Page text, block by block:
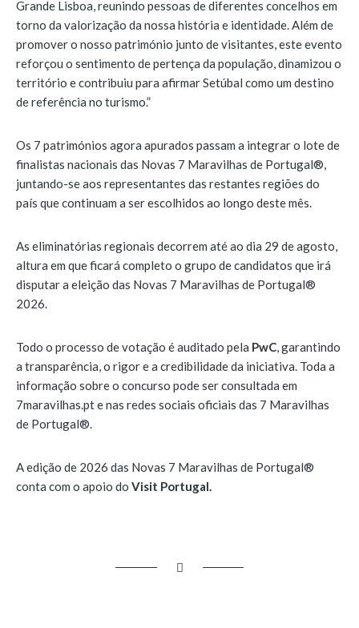
Grande Lisboa, reunindo pessoas de diferentes concelhos em
torno da valorização da nossa história e identidade. Além de
promover o nosso património junto de visitantes, este evento
reforçou o sentimento de pertença da população, dinamizou o
território e contribuiu para afirmar Setúbal como um destino
de referência no turismo.”
Os 7 patrimónios agora apurados passam a integrar o lote de
finalistas nacionais das Novas 7 Maravilhas de Portugal®,
juntando-se aos representantes das restantes regiões do
país que continuam a ser escolhidos ao longo deste mês.
As eliminatórias regionais decorrem até ao dia 29 de agosto,
altura em que ficará completo o grupo de candidatos que irá
disputar a eleição das Novas 7 Maravilhas de Portugal®
2026.
Todo o processo de votação é auditado pela PwC, garantindo
a transparência, o rigor e a credibilidade da iniciativa. Toda a
informação sobre o concurso pode ser consultada em
7maravilhas.pt e nas redes sociais oficiais das 7 Maravilhas
de Portugal®.
A edição de 2026 das Novas 7 Maravilhas de Portugal®
conta com o apoio do Visit Portugal.